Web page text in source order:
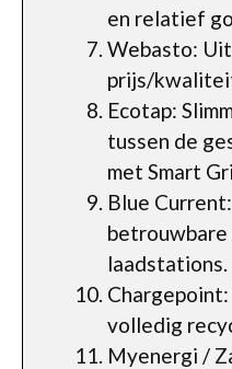
en relatief
Webasto:
prijs/
Ecotap:
tussen de
met Smart
Blue
betrouwbare
laadstations.
volledig
Myenergi /